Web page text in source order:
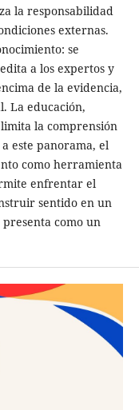
la responsabilidad
externas.
se
a los expertos y
de la evidencia,
La educación,
la comprensión
este panorama, el
como herramienta
enfrentar el
sentido en un
como un